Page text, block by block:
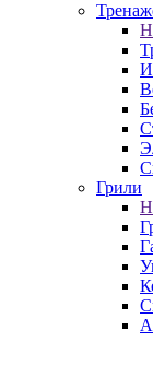
Грили